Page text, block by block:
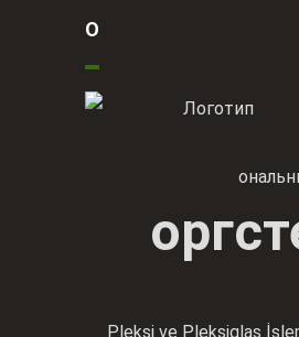
О
Pleksi ve Pleksiglas